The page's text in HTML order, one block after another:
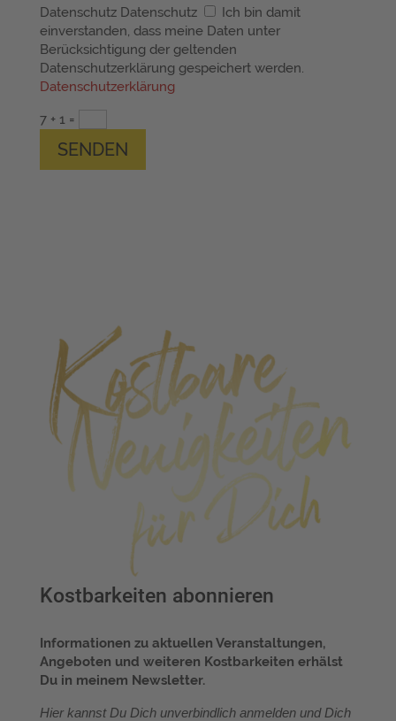
Datenschutz Datenschutz
Ich bin damit
einverstanden, dass meine Daten unter
Berücksichtigung der geltenden
Datenschutzerklärung gespeichert werden.
Datenschutzerklärung
7 + 1=
SENDEN
Kostbarkeiten abonnieren
Informationen zu aktuellen Veranstaltungen,
Angeboten und weiteren Kostbarkeiten erhälst
Du in meinem Newsletter.
Hier kannst Du Dich unverbindlich anmelden und Dich